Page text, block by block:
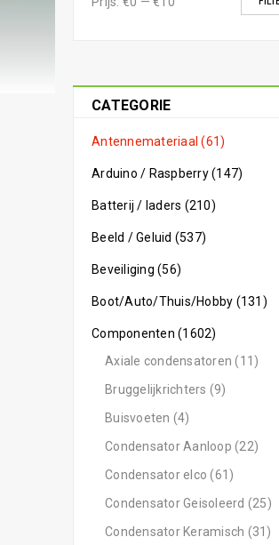
CATEGORIE
Antennemateriaal (61)
Arduino / Raspberry (147)
Batterij / laders (210)
Beeld / Geluid (537)
Beveiliging (56)
Boot/Auto/Thuis/Hobby (131)
Componenten (1602)
Axiale condensatoren (11)
Bruggelijkrichters (9)
Buisvoeten (4)
Condensator Aanloop (22)
Condensator elco (61)
Condensator Geisoleerd (25)
Condensator Keramisch (31)